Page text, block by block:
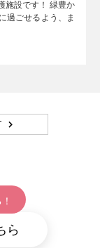
施設です！ 緑豊か
過ごせるよう、ま
ら